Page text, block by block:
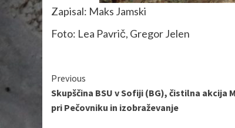
Zapisal: Maks Jamski
Foto: Lea Pavrič, Gregor Jelen
Continue
Reading
Previous
Skupščina BSU v Sofiji (BG), čistilna akcija
pri Pečovniku in izobraževanje